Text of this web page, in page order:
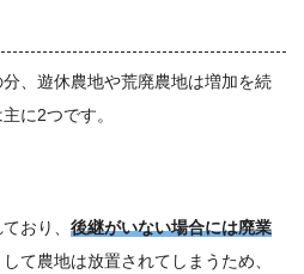
、遊休農地や荒廃農地は増加を続
に2つです。
おり、 後継がいない場合には廃業
て農地は放置されてしまうため、